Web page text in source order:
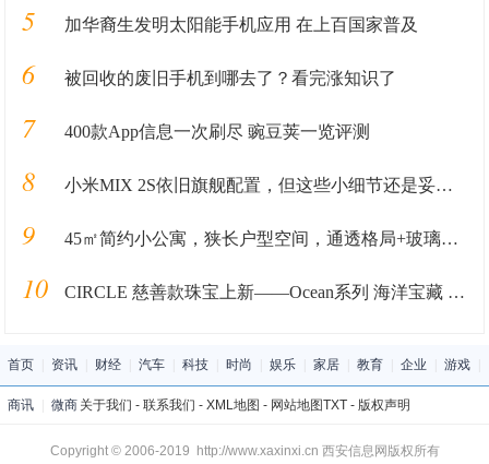
5 加华裔生发明太阳能手机应用 在上百国家普及
6 被回收的废旧手机到哪去了？看完涨知识了
7 400款App信息一次刷尽 豌豆荚一览评测
8 小米MIX 2S依旧旗舰配置，但这些小细节还是妥协了
9 45㎡简约小公寓，狭长户型空间，通透格局+玻璃材质，小巧精致
10 CIRCLE 慈善款珠宝上新——Ocean系列 海洋宝藏 闪耀蔚蓝
首页 资讯 财经 汽车 科技 时尚 娱乐 家居 教育 企业 游戏
商讯 微商 关于我们 - 联系我们 - XML地图 - 网站地图TXT- 版权声明
Copyright © 2006-2019 http://www.xaxinxi.cn 西安信息网版权所有